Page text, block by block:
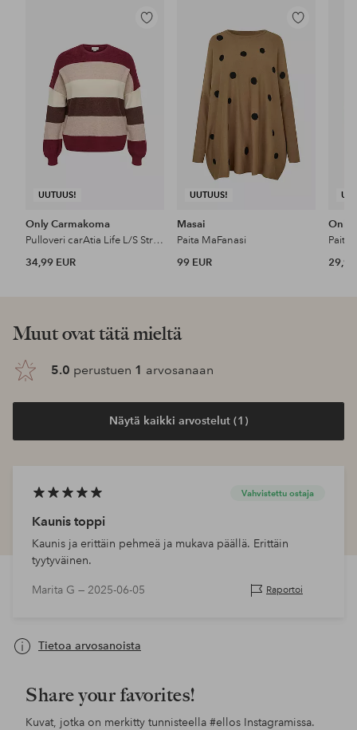
UUTUUS!
Lisää
Only Carmakoma
Pulloveri carAtia Life L/S Stripe Pullov Knt
34,99 EUR
UUTUUS!
Lisää
Masai
Paita MaFanasi
99 EUR
Only
Paita
29,99
Muut ovat tätä mieltä
5.0 perustuen 1 arvosanaan
Näytä kaikki arvostelut (1)
Vahvistettu ostaja
Kaunis toppi
Kaunis ja erittäin pehmeä ja mukava päällä. Erittäin
tyytyväinen.
Marita G — 2025-06-05 Raportoi
Tietoa arvosanoista
Share your favorites!
Kuvat, jotka on merkitty tunnisteella #ellos Instagramissa.